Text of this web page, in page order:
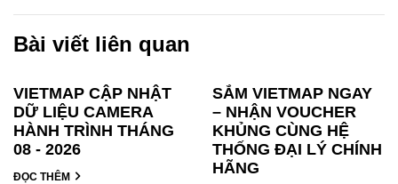
Bài viết liên quan
VIETMAP CẬP NHẬT
DỮ LIỆU CAMERA
HÀNH TRÌNH THÁNG
08 - 2026
ĐỌC THÊM
SẮM VIETMAP NGAY
– NHẬN VOUCHER
KHỦNG CÙNG HỆ
THỐNG ĐẠI LÝ CHÍNH
HÃNG